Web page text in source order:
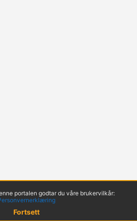
portalen godtar du våre brukervilkår:
Fortsett